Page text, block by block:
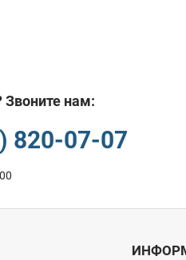
Звоните нам:
820-07-07